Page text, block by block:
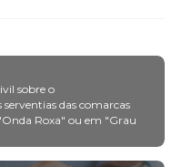
sobre o
das comarcas
Roxa" ou em "Grau